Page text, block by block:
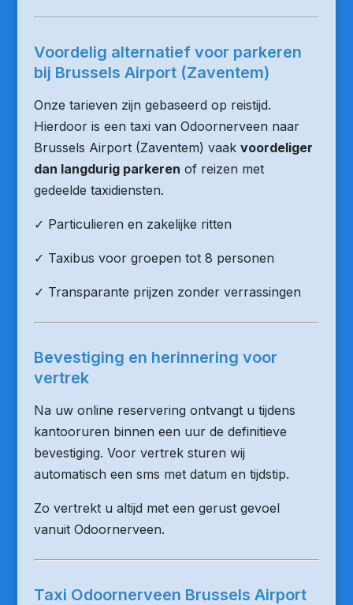
Voordelig alternatief voor parkeren
bij Brussels Airport (Zaventem)
Onze tarieven zijn gebaseerd op reistijd.
Hierdoor is een taxi van Odoornerveen naar
Brussels Airport (Zaventem) vaak voordeliger
dan langdurig parkeren of reizen met
gedeelde taxidiensten.
✓ Particulieren en zakelijke ritten
✓ Taxibus voor groepen tot 8 personen
✓ Transparante prijzen zonder verrassingen
Bevestiging en herinnering voor
vertrek
Na uw online reservering ontvangt u tijdens
kantooruren binnen een uur de definitieve
bevestiging. Voor vertrek sturen wij
automatisch een sms met datum en tijdstip.
Zo vertrekt u altijd met een gerust gevoel
vanuit Odoornerveen.
Taxi Odoornerveen Brussels Airport